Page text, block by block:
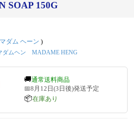
SOAP 150G
マダム ヘーン )
ダムヘン MADAME HENG
🚚通常送料商品
📅8月12日(3日後)発送予定
📦在庫あり